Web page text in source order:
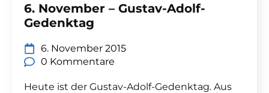
6. November – Gustav-Adolf-
Gedenktag
6. November 2015
0 Kommentare
Heute ist der Gustav-Adolf-Gedenktag. Aus